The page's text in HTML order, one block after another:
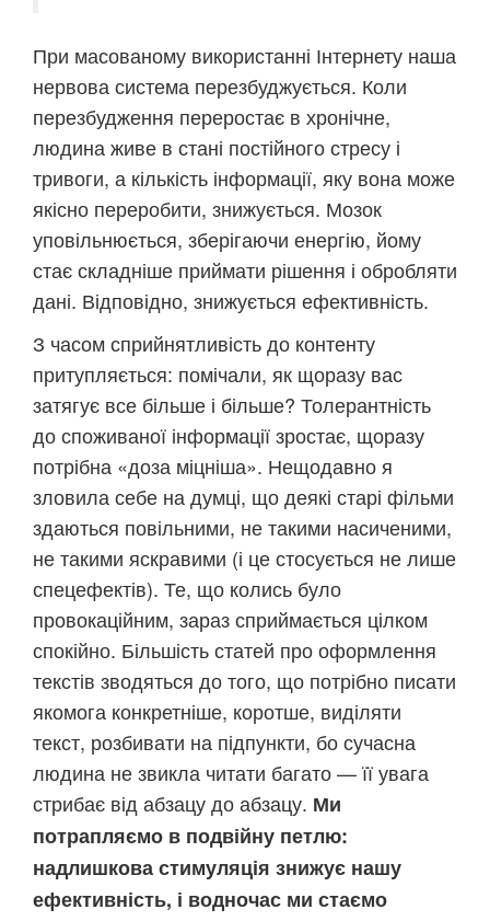
При масованому використанні Інтернету наша
нервова система перезбуджується. Коли
перезбудження переростає в хронічне,
людина живе в стані постійного стресу і
тривоги, а кількість інформації, яку вона може
якісно переробити, знижується. Мозок
уповільнюється, зберігаючи енергію, йому
стає складніше приймати рішення і обробляти
дані. Відповідно, знижується ефективність.
З часом сприйнятливість до контенту
притупляється: помічали, як щоразу вас
затягує все більше і більше? Толерантність
до споживаної інформації зростає, щоразу
потрібна «доза міцніша». Нещодавно я
зловила себе на думці, що деякі старі фільми
здаються повільними, не такими насиченими,
не такими яскравими (і це стосується не лише
спецефектів). Те, що колись було
провокаційним, зараз сприймається цілком
спокійно. Більшість статей про оформлення
текстів зводяться до того, що потрібно писати
якомога конкретніше, коротше, виділяти
текст, розбивати на підпункти, бо сучасна
людина не звикла читати багато — її увага
стрибає від абзацу до абзацу. Ми
потрапляємо в подвійну петлю:
надлишкова стимуляція знижує нашу
ефективність, і водночас ми стаємо